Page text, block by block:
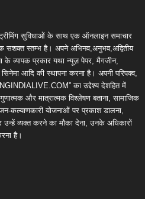
सुविधाओं के साथ एक ऑनलाइन समाचार
सशक्त स्तम्भ है। अपने अभिनव,अनुभव,अद्वितीय
के व्यापक प्रकार यथा न्यूज़ पेपर, मैगजीन,
आदि की स्थापना करना है। अपनी परिपक्व,
का उद्देश्य देशहित में
और मात्रात्मक विश्लेषण बताना, सामाजिक
कल्याणकारी योजनाओं पर प्रकाश डालना,
व्यक्त करने का मौका देना, उनके अधिकारों
है।